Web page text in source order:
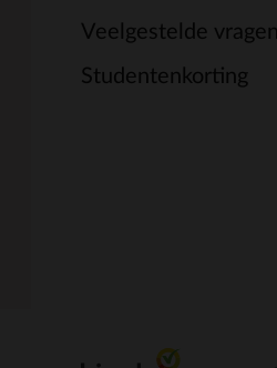
Veelgestelde vragen
Studentenkorting